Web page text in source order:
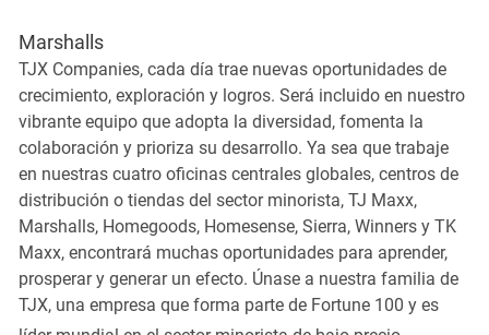
Marshalls
TJX Companies, cada día trae nuevas oportunidades de
crecimiento, exploración y logros. Será incluido en nuestro
vibrante equipo que adopta la diversidad, fomenta la
colaboración y prioriza su desarrollo. Ya sea que trabaje
en nuestras cuatro oficinas centrales globales, centros de
distribución o tiendas del sector minorista, TJ Maxx,
Marshalls, Homegoods, Homesense, Sierra, Winners y TK
Maxx, encontrará muchas oportunidades para aprender,
prosperar y generar un efecto. Únase a nuestra familia de
TJX, una empresa que forma parte de Fortune 100 y es